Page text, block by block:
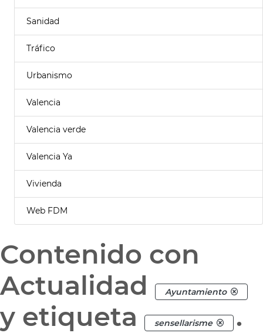
Sanidad
Tráfico
Urbanismo
Valencia
Valencia verde
Valencia Ya
Vivienda
Web FDM
Contenido con
Actualidad
Ayuntamiento
y etiqueta sensellarisme .